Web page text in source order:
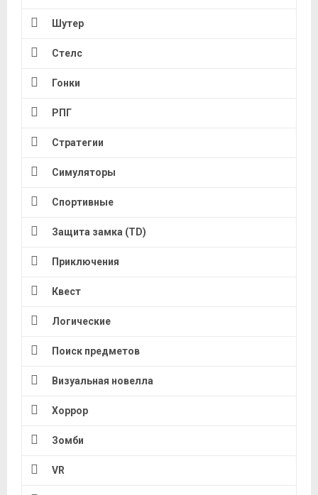
Шутер
Стелс
Гонки
РПГ
Стратегии
Симуляторы
Спортивные
Защита замка (TD)
Приключения
Квест
Логические
Поиск предметов
Визуальная новелла
Хоррор
Зомби
VR